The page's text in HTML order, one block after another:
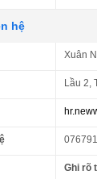
hệ
Xuân
Lầu 2,
Ghi rõ